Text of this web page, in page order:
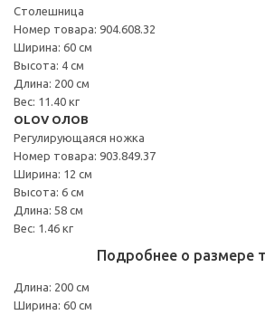
Столешница
Номер товара: 904.608.32
Ширина: 60 см
Высота: 4 см
Длина: 200 см
Вес: 11.40 кг
OLOV ОЛОВ
Регулирующаяся ножка
Номер товара: 903.849.37
Ширина: 12 см
Высота: 6 см
Длина: 58 см
Вес: 1.46 кг
Подробнее о размере
Длина: 200 см
Ширина: 60 см